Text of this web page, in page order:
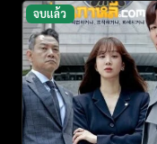
จบแล้ว